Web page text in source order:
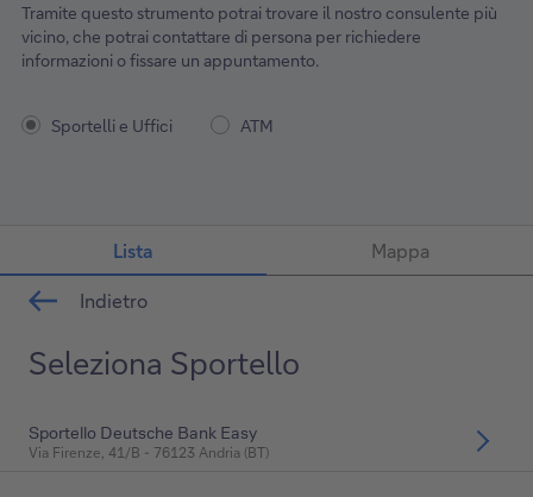
Tramite questo strumento potrai trovare il nostro consulente più
vicino, che potrai contattare di persona per richiedere
informazioni o fissare un appuntamento.
Sportelli e Uffici ATM
Lista
Mappa
Indietro
Seleziona Sportello
Sportello Deutsche Bank Easy
Via Firenze, 41/B - 76123 Andria (BT)